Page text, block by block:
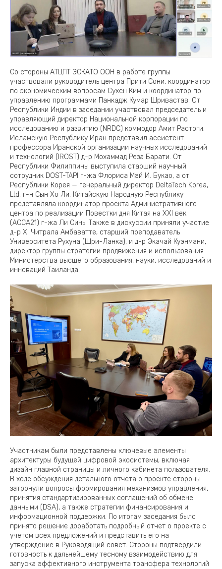
Со стороны АТЦПТ ЭСКАТО ООН в работе группы
участвовали руководитель центра Прити Сони, координатор
по экономическим вопросам Сухён Ким и координатор по
управлению программами Панкадж Кумар Шривастав. От
Республики Индии в заседании участвовал председатель и
управляющий директор Национальной корпорации по
исследованию и развитию (NRDC) коммодор Амит Растоги.
Исламскую Республику Иран представил ассистент
профессора Иранской организации научных исследований
и технологий (IROST) д-р Мохаммад Реза Барати. От
Республики Филиппины выступила старший научный
сотрудник DOST-TAPI г-жа Флориса Мэй И. Букао, а от
Республики Корея — генеральный директор DeltaTech Korea,
Ltd. г-н Сын Хо Ли. Китайскую Народную Республику
представляла координатор проекта Административного
центра по реализации Повестки дня Китая на XXI век
(ACCA21) г-жа Ли Синь. Также в дискуссии приняли участие
д-р Х. Читрала Амбаватте, старший преподаватель
Университета Рухуна (Шри-Ланка), и д-р Экачай Куэнмани,
директор группы стратегии продвижения и использования
Министерства высшего образования, науки, исследований и
инноваций Таиланда.
Участникам были представлены ключевые элементы
архитектуры будущей цифровой экосистемы, включая
дизайн главной страницы и личного кабинета пользователя.
В ходе обсуждения детального отчета о проекте стороны
затронули вопросы формирования механизмов управления,
принятия стандартизированных соглашений об обмене
данными (DSA), а также стратегии финансирования и
информационной поддержки. По итогам заседания было
принято решение доработать подробный отчет о проекте с
учетом всех предложений и представить его на
утверждение в Руководящий совет. Стороны подтвердили
готовность к дальнейшему тесному взаимодействию для
запуска эффективного инструмента трансфера технологий